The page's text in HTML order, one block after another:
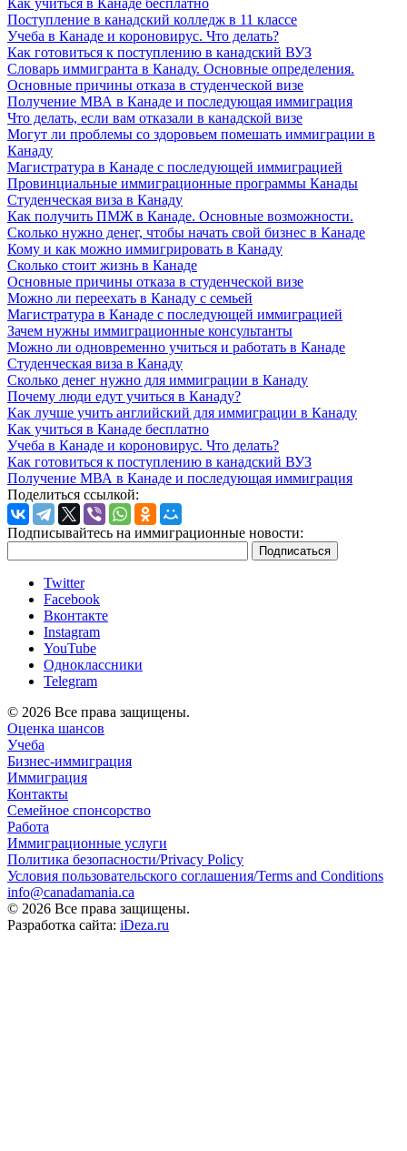
Поступление в канадский колледж в 11 классе
Учеба в Канаде и короновирус. Что делать?
Как готовиться к поступлению в канадский ВУЗ
Словарь иммигранта в Канаду. Основные определения.
Основные причины отказа в студенческой визе
Получение МВА в Канаде и последующая иммиграция
Что делать, если вам отказали в канадской визе
Могут ли проблемы со здоровьем помешать иммиграции в
Канаду
Магистратура в Канаде с последующей иммиграцией
Провинциальные иммиграционные программы Канады
Студенческая виза в Канаду
Как получить ПМЖ в Канаде. Основные возможности.
Сколько нужно денег, чтобы начать свой бизнес в Канаде
Кому и как можно иммигрировать в Канаду
Сколько стоит жизнь в Канаде
Основные причины отказа в студенческой визе
Можно ли переехать в Канаду с семьей
Магистратура в Канаде с последующей иммиграцией
Зачем нужны иммиграционные консультанты
Можно ли одновременно учиться и работать в Канаде
Студенческая виза в Канаду
Сколько денег нужно для иммиграции в Канаду
Почему люди едут учиться в Канаду?
Как лучше учить английский для иммиграции в Канаду
Как учиться в Канаде бесплатно
Учеба в Канаде и короновирус. Что делать?
Как готовиться к поступлению в канадский ВУЗ
Получение МВА в Канаде и последующая иммиграция
Поделиться ссылкой:
Подписывайтесь на иммиграционные новости:
Twitter
Facebook
Вконтакте
Instagram
YouTube
Одноклассники
Telegram
© 2026 Все права защищены.
Оценка шансов
Учеба
Бизнес-иммиграция
Иммиграция
Контакты
Семейное спонсорство
Работа
Иммиграционные услуги
Политика безопасности/Privacy Policy
Условия пользовательского соглашения/Terms and Conditions
info@canadamania.ca
© 2026 Все права защищены.
Разработка сайта: iDeza.ru